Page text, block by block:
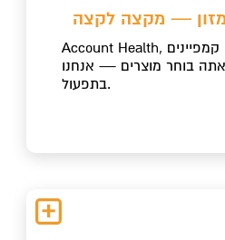
— מקצה לקצה
Account Health, מלאי, קמפיינים, Buy Box
בוחר מוצרים — אנחנו
בתפעול.